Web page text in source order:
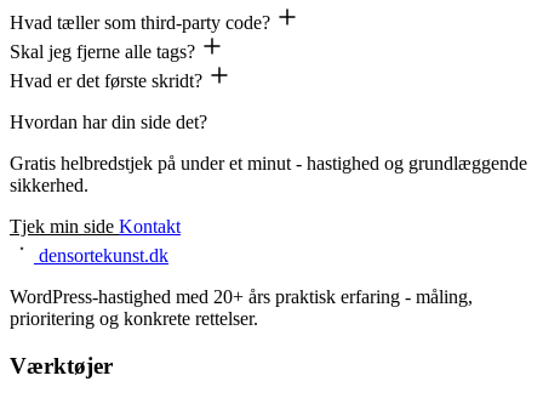
Hvad tæller som third-party code?
Skal jeg fjerne alle tags?
Hvad er det første skridt?
Hvordan har din side det?
Gratis helbredstjek på under et minut - hastighed og grundlæggende
sikkerhed.
Tjek min side Kontakt
densortekunst.dk
WordPress-hastighed med 20+ års praktisk erfaring - måling,
prioritering og konkrete rettelser.
Værktøjer